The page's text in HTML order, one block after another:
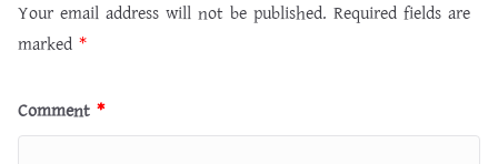
Your email address will not be published. Required fields are
marked *
Comment *